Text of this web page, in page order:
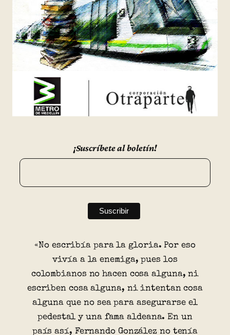
¡Suscríbete al boletín!
«No escribía para la gloria. Por eso
vivía a la enemiga, pues los
colombianos no hacen cosa alguna, ni
escriben cosa alguna, ni intentan cosa
alguna que no sea para asegurarse el
pedestal y una fama aldeana. En un
país así, Fernando González no tenía